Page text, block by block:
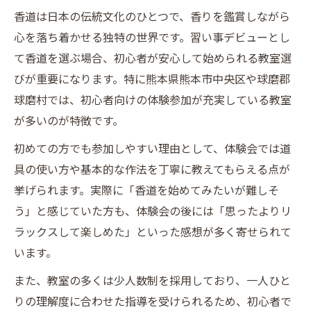
香道は日本の伝統文化のひとつで、香りを鑑賞しながら
心を落ち着かせる独特の世界です。習い事デビューとし
て香道を選ぶ場合、初心者が安心して始められる教室選
びが重要になります。特に熊本県熊本市中央区や球磨郡
球磨村では、初心者向けの体験参加が充実している教室
が多いのが特徴です。
初めての方でも参加しやすい理由として、体験会では道
具の使い方や基本的な作法を丁寧に教えてもらえる点が
挙げられます。実際に「香道を始めてみたいが難しそ
う」と感じていた方も、体験会の後には「思ったよりリ
ラックスして楽しめた」といった感想が多く寄せられて
います。
また、教室の多くは少人数制を採用しており、一人ひと
りの理解度に合わせた指導を受けられるため、初心者で